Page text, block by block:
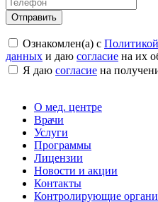
Отправить
Ознакомлен(а) с
данных и даю согласие на их
Я даю согласие на
О мед. центре
Врачи
Услуги
Программы
Лицензии
Новости и акции
Контакты
Контролирующие